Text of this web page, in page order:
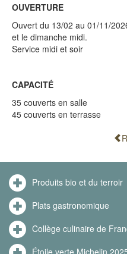
OUVERTURE
Ouvert du 13/02 au 01/11/
et le dimanche midi.
Service midi et soir
CAPACITÉ
35 couverts en salle
45 couverts en terrasse
Produits bio et du terroir
Plats gastronomique
Collège culinaire de